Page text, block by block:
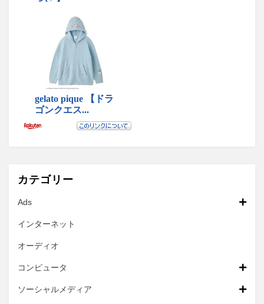
カテゴリー
Ads
インターネット
オーディオ
コンピュータ
ソーシャルメディア